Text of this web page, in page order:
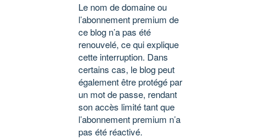
Le nom de domaine ou
l’abonnement premium de
ce blog n’a pas été
renouvelé, ce qui explique
cette interruption. Dans
certains cas, le blog peut
également être protégé par
un mot de passe, rendant
son accès limité tant que
l’abonnement premium n’a
pas été réactivé.